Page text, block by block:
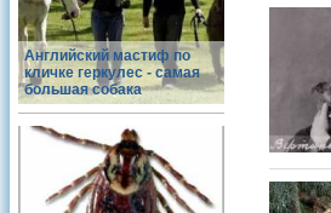
Английский мастиф по
кличке геркулес - самая
большая собака